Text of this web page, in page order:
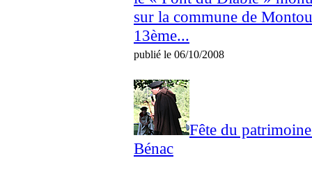
sur la commune de
13ème...
publié le 06/10/2008
Fête du
Bénac